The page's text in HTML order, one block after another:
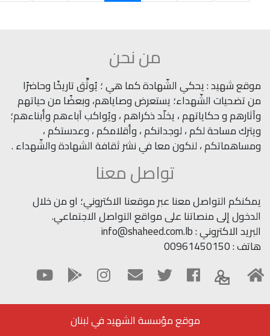
من نحن
موقع شهيد : يحكي الشّهادة كما هي ؛ يُوثِّق تاريخًا وحاضرًا
من تضحيات الشّهداء؛ يستعرض وصاياهم، وبعضًا من حياتهم
وآثارهم و حكاياتهم ، يخلّد ذكراهم ، ويُواكب آباءهم وأبناءهم؛
ويترك مساحة لكم ، لوجدانكم ، وأقلامكم ، وعدستكم ،
ومساهماتكم ، لنكون معا في نشر ثقافة الشهادة والشّهداء .
تواصل معنا
يمكنكم التواصل معنا عبر موقعنا الاكتروني؛ او من خلال
الدخول إلى منصاتنا على مواقع التواصل الاجتماعي.
البريد الاكتروني : info@shaheed.com.lb
هاتف : 00961450150
موقع مؤسسة الشهيد في لبنان